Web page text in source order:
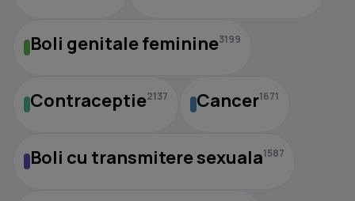
Boli genitale feminine3199
Contraceptie2137 Cancer1671
Boli cu transmitere sexuala1587